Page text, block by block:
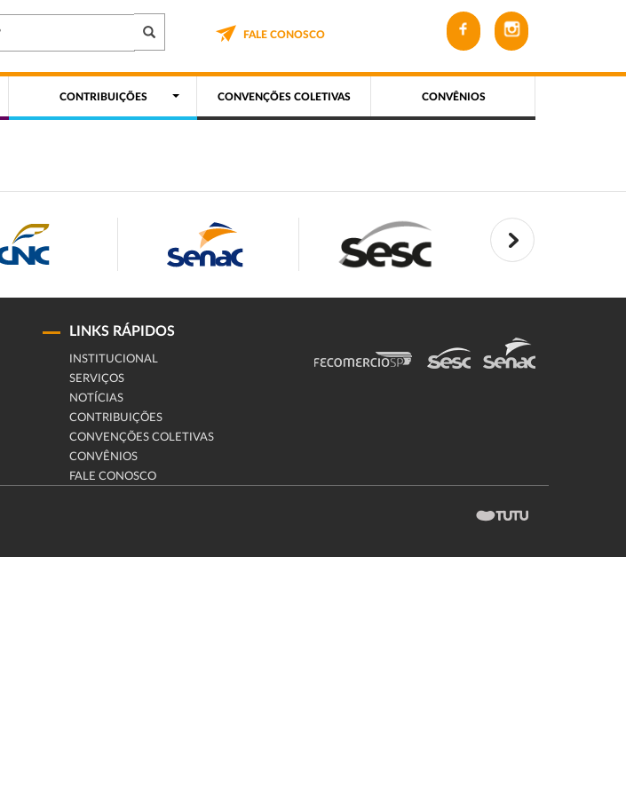
FALE CONOSCO
CONTRIBUIÇÕES CONVENÇÕES COLETIVAS CONVÊNIOS
LINKS RÁPIDOS
INSTITUCIONAL
SERVIÇOS
NOTÍCIAS
CONTRIBUIÇÕES
CONVENÇÕES COLETIVAS
CONVÊNIOS
FALE CONOSCO